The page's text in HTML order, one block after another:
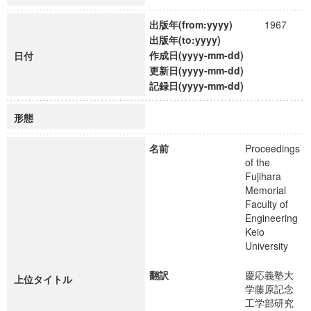
日付
出版年(from:yyyy)
1967
出版年(to:yyyy)
作成日(yyyy-mm-dd)
更新日(yyyy-mm-dd)
記録日(yyyy-mm-dd)
形態
上位タイトル
名前
Proceedings
of the
Fujihara
Memorial
Faculty of
Engineering
Keio
University
翻訳
慶応義塾大
学藤原記念
工学部研究